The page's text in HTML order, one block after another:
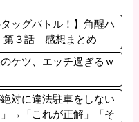
ッグバトル！】角醒ハ
第３話 感想まとめ
ケツ、エッチ過ぎるｗ
対に違法駐車をしない
→「これが正解」「そ